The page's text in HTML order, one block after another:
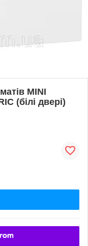
MINI
(білі двері)